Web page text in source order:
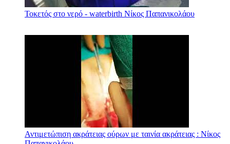
Τοκετός στο νερό - waterbirth Νίκος Παπανικολάου
Αντιμετώπιση ακράτειας ούρων με ταινία ακράτειας : Νίκος